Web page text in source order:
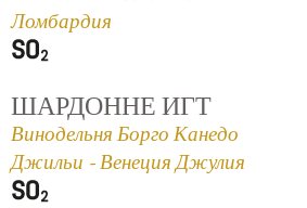
Ломбардия
ШАРДОННЕ ИГТ
Винодельня Борго Канедо
Джильи - Венеция Джулия